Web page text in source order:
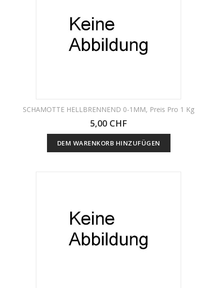
SCHAMOTTE HELLBRENNEND 0-1MM, Preis Pro 1 Kg
5,00 CHF
DEM WARENKORB HINZUFÜGEN